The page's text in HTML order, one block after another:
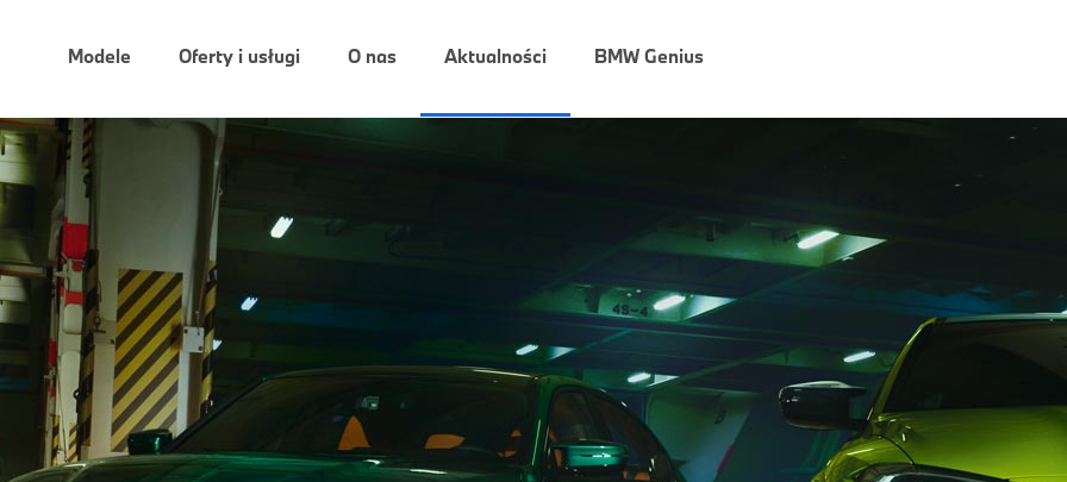
Modele Oferty i usługi O nas Aktualności BMW Genius